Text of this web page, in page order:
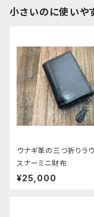
小さいのに使いや
ウナギ革の三つ折りラ
スナーミニ財布
¥25,000